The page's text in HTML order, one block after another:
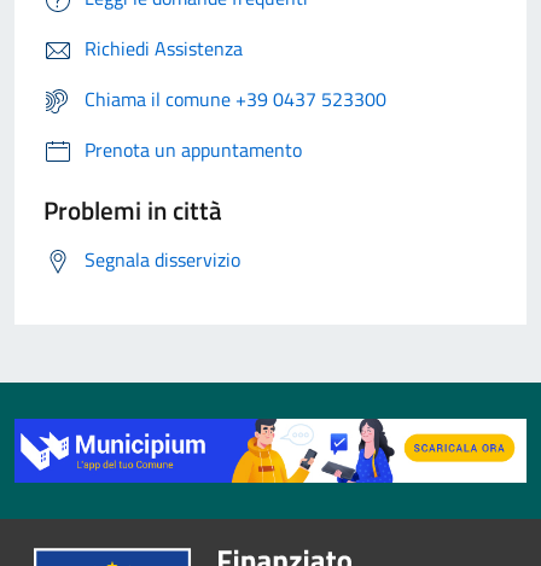
Richiedi Assistenza
Chiama il comune +39 0437 523300
Prenota un appuntamento
Problemi in città
Segnala disservizio